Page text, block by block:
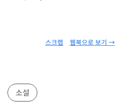
웹북으로 보기 →
스크랩
소설